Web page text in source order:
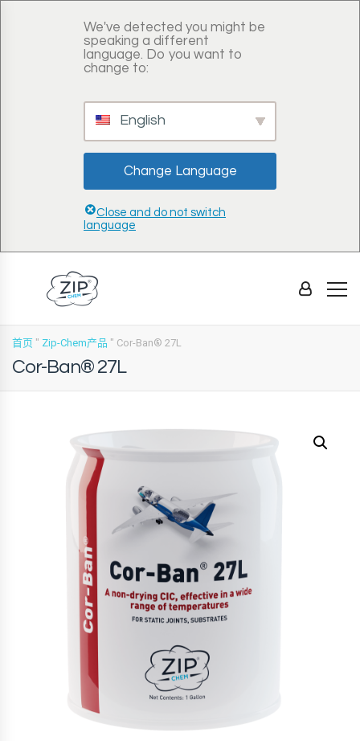
We've detected you might be
speaking a different
language. Do you want to
change to:
English
Change Language
Close and do not switch
language
首页 " Zip-Chem产品 " Cor-Ban® 27L
Cor-Ban® 27L